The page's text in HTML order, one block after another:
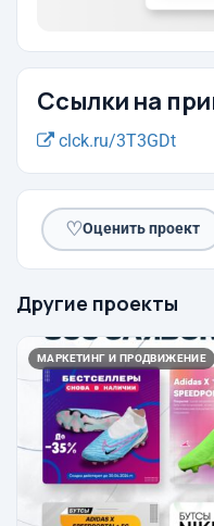
Ссылки на
clck.ru/3T3GDt
♡Оценить проект
Другие проекты
МАРКЕТИНГ И ПРОДВИЖЕНИЕ